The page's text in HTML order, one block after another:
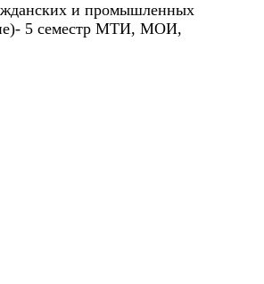
и промышленных
5 семестр МТИ, МОИ,